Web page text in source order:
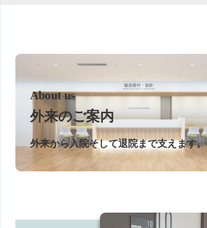
About us
外来のご案内
外来から入院そして退院まで支えます。